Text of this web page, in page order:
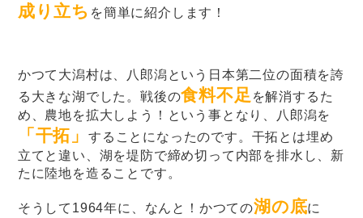
成り立ち を簡単に紹介します！
かつて大潟村は、八郎潟という日本第二位の面積を誇
る大きな湖でした。戦後の食料不足 を解消するた
め、農地を拡大しよう！という事となり、八郎潟を
「干拓」することになったのです。干拓とは埋め
立てと違い、湖を堤防で締め切って内部を排水し、新
たに陸地を造ることです。
そうして1964年に、なんと！かつての湖の底に